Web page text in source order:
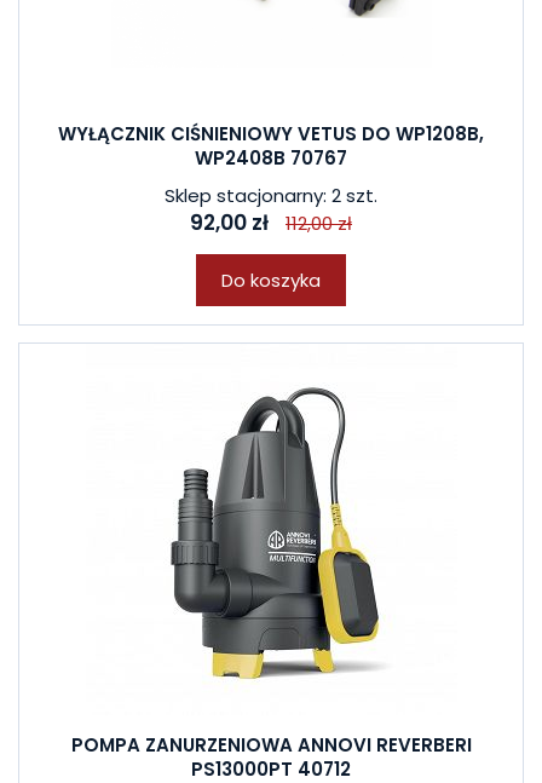
WYŁĄCZNIK CIŚNIENIOWY VETUS DO WP1208B,
WP2408B 70767
Sklep stacjonarny: 2 szt.
92,00 zł 112,00 zł
Do koszyka
POMPA ZANURZENIOWA ANNOVI REVERBERI
PS13000PT 40712